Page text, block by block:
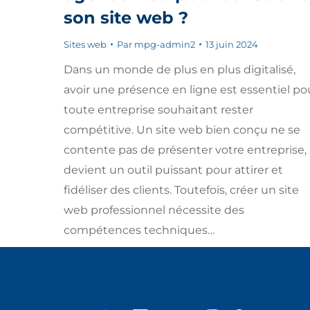
son site web ?
Sites web Par mpg-admin2 13 juin 2024
Dans un monde de plus en plus digitalisé,
avoir une présence en ligne est essentiel
toute entreprise souhaitant rester
compétitive. Un site web bien conçu ne se
contente pas de présenter votre entreprise,
devient un outil puissant pour attirer et
fidéliser des clients. Toutefois, créer un site
web professionnel nécessite des
compétences techniques…